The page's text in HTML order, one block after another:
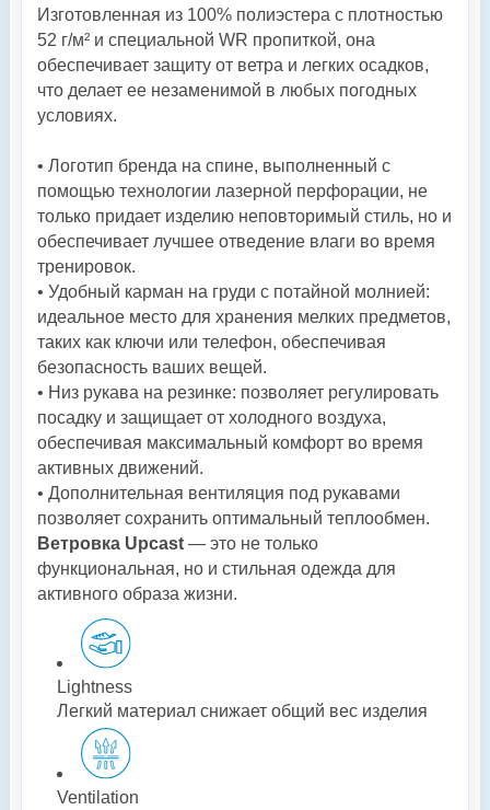
Изготовленная из 100% полиэстера с плотностью
52 г/м² и специальной WR пропиткой, она
обеспечивает защиту от ветра и легких осадков,
что делает ее незаменимой в любых погодных
условиях.
• Логотип бренда на спине, выполненный с
помощью технологии лазерной перфорации, не
только придает изделию неповторимый стиль, но и
обеспечивает лучшее отведение влаги во время
тренировок.
• Удобный карман на груди с потайной молнией:
идеальное место для хранения мелких предметов,
таких как ключи или телефон, обеспечивая
безопасность ваших вещей.
• Низ рукава на резинке: позволяет регулировать
посадку и защищает от холодного воздуха,
обеспечивая максимальный комфорт во время
активных движений.
• Дополнительная вентиляция под рукавами
позволяет сохранить оптимальный теплообмен.
Ветровка Upcast — это не только
функциональная, но и стильная одежда для
активного образа жизни.
Lightness
Легкий материал снижает общий вес изделия
Ventilation